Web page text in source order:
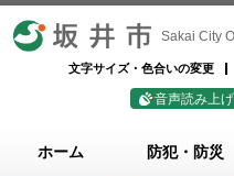
坂井市 Sakai City
文字サイズ・色合いの変更
音声読み上げ
ホーム 防犯・防災